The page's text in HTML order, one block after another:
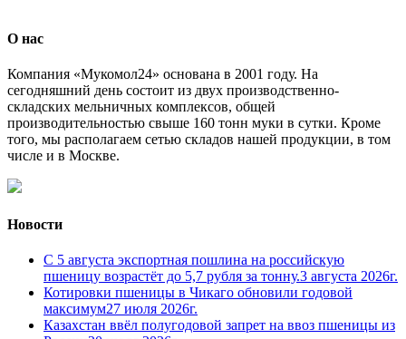
О нас
Компания «Мукомол24» основана в 2001 году. На
сегодняшний день состоит из двух производственно-
складских мельничных комплексов, общей
производительностью свыше 160 тонн муки в сутки. Кроме
того, мы располагаем сетью складов нашей продукции, в том
числе и в Москве.
Новости
С 5 августа экспортная пошлина на российскую
пшеницу возрастёт до 5,7 рубля за тонну.3 августа 2026г.
Котировки пшеницы в Чикаго обновили годовой
максимум27 июля 2026г.
Казахстан ввёл полугодовой запрет на ввоз пшеницы из